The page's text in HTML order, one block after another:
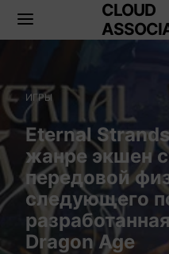
CLOUD
ИГРЫ
Eternal
жанре экшен с
передовой
следующего
Dragon Age